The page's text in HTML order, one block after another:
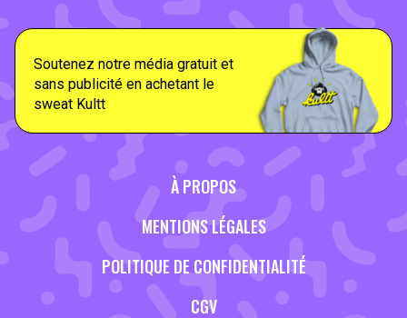
Soutenez notre média gratuit et
sans publicité en achetant le
sweat Kultt
À PROPOS
MENTIONS LÉGALES
POLITIQUE DE CONFIDENTIALITÉ
CGV